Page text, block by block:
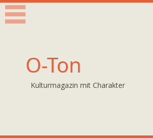
O-Ton
Kulturmagazin mit Charakter